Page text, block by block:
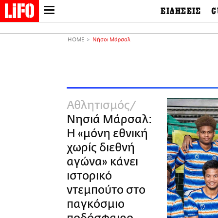
NEWSLETTER
ΑΜΠΑ
PRINT
ΕΙΔΗΣΕΙΣ
TV & Media
Tech &
Science
European Lifo
&
HOME Νήσοι Μάρσαλ
Αθλητισμός
Νησιά Μάρσαλ:
Η «μόνη εθνική
χωρίς διεθνή
αγώνα» κάνει
ιστορικό
ντεμπούτο στο
παγκόσμιο